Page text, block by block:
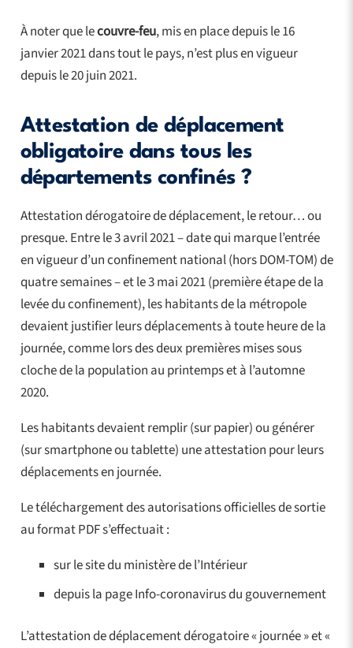
À noter que lecouvre-feu, mis en place depuis le 16
janvier 2021 dans tout le pays, n’est plus en vigueur
depuis le 20 juin 2021.
Attestation de déplacement
obligatoire dans tous les
départements confinés ?
Attestation dérogatoire de déplacement, le retour… ou
presque. Entre le 3 avril 2021 – date qui marque l’entrée
en vigueur d’un confinement national (hors DOM-TOM) de
quatre semaines – et le 3 mai 2021 (première étape de la
levée du confinement), les habitants de la métropole
devaient justifier leurs déplacements à toute heure de la
journée, comme lors des deux premières mises sous
cloche de la population au printemps et à l’automne
2020.
Les habitants devaient remplir (sur papier) ou générer
(sur smartphone ou tablette) une attestation pour leurs
déplacements en journée.
Le téléchargement des autorisations officielles de sortie
au format PDF s’effectuait :
sur le site du ministère de l’Intérieur
depuis la page Info-coronavirus du gouvernement
L’attestation de déplacement dérogatoire « journée » et «